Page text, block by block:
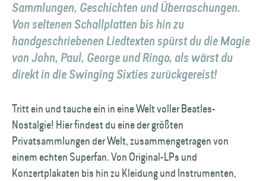
Sammlungen, Geschichten und Überraschungen.
Von seltenen Schallplatten bis hin zu
handgeschriebenen Liedtexten spürst du die Magie
von John, Paul, George und Ringo, als wärst du
direkt in die Swinging Sixties zurückgereist!
Tritt ein und tauche ein in eine Welt voller Beatles-
Nostalgie! Hier findest du eine der größten
Privatsammlungen der Welt, zusammengetragen von
einem echten Superfan. Von Original-LPs und
Konzertplakaten bis hin zu Kleidung und Instrumenten,